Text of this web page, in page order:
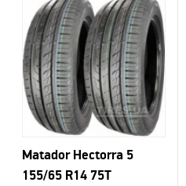
Matador Hectorra 5
155/65 R14 75T